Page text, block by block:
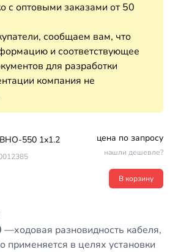
с оптовыми заказами от 50
сообщаем вам, что
и соответствующее
для разработки
компания не
550 1х1.2 цена по запросу
нашли дешевле?
В корзину
—ходовая разновидность кабеля,
применяется в целях установки